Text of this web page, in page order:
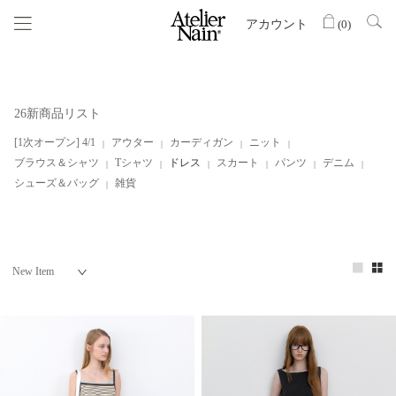
アカウント (0)
26新商品リスト
[1次オープン] 4/1 アウター カーディガン
ニット
ブラウス＆シャツ
Tシャツ ドレス スカート パンツ
デニム
シューズ＆バッグ
雑貨